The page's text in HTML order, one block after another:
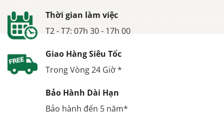
Thời gian làm việc
T2 - T7: 07h 30 - 17h 00
Giao Hàng Siêu Tốc
Trong Vòng 24 Giờ *
Bảo Hành Dài Hạn
Bảo hành đến 5 năm*